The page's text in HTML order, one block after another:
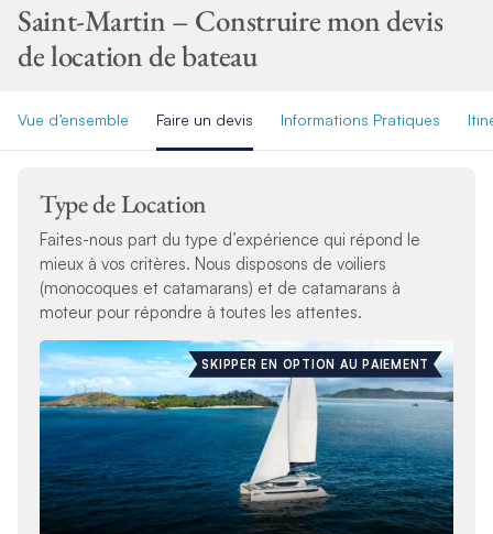
Saint-Martin – Construire mon devis
de location de bateau
Vue d’ensemble Faire un devis Informations Pratiques
Type de Location
Faites-nous part du type d’expérience qui répond le
mieux à vos critères. Nous disposons de voiliers
(monocoques et catamarans) et de catamarans à
moteur pour répondre à toutes les attentes.
SKIPPER EN OPTION AU PAIEMENT